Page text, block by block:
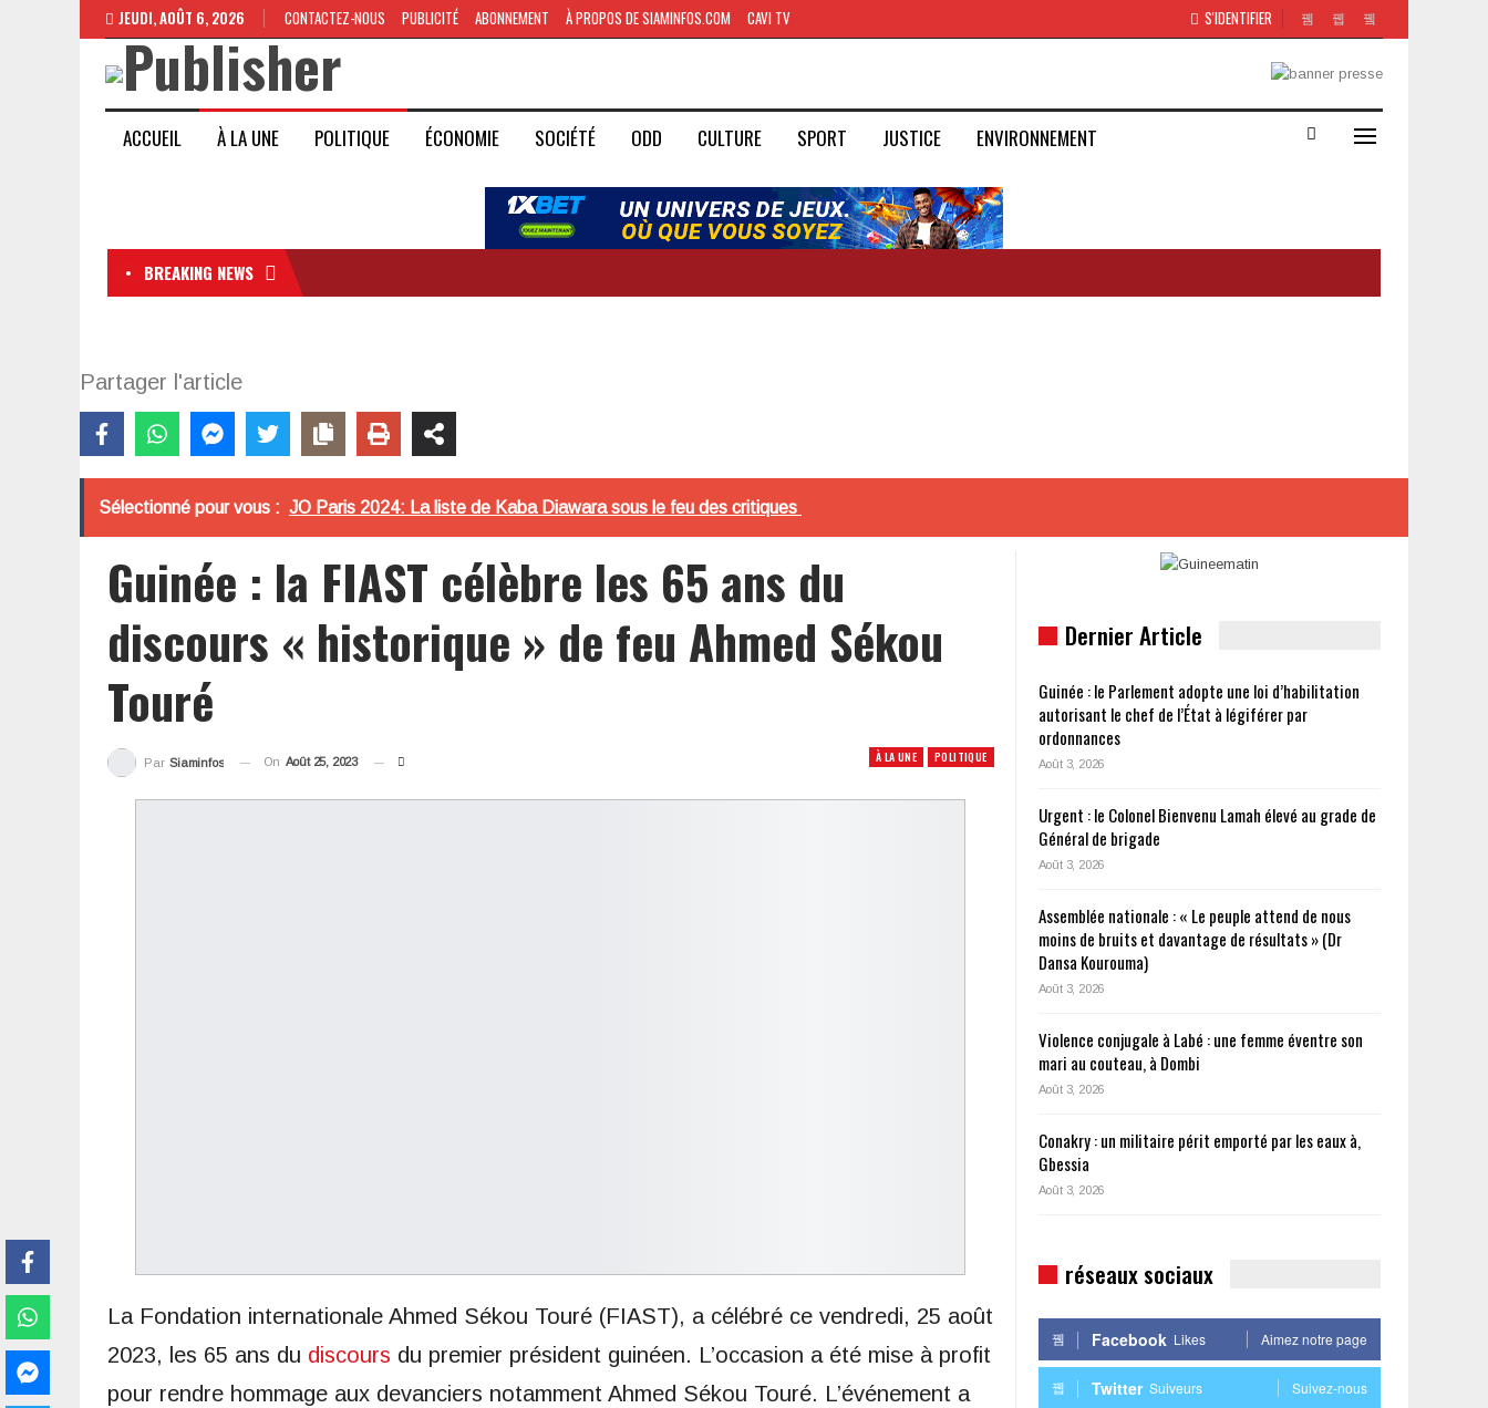
S'IDENTIFIER
JEUDI, AOÛT 6, 2026 CONTACTEZ-NOUS PUBLICITÉ ABONNEMENT À PROPOS DE SIAMINFOS.COM CAVI TV
ACCUEIL À LA UNE POLITIQUE ÉCONOMIE SOCIÉTÉ ODD CULTURE SPORT JUSTICE ENVIRONNEMENT
BREAKING NEWS
Partager l'article
Sélectionné pour vous : JO Paris 2024: La liste de Kaba Diawara sous le feu des critiques
Guinée : la FIAST célèbre les 65 ans du
discours « historique » de feu Ahmed Sékou
Touré
À LA UNE POLITIQUE
Par Siaminfos On Août 25, 2023
La Fondation internationale Ahmed Sékou Touré (FIAST), a célébré ce vendredi, 25 août
2023, les 65 ans du discours du premier président guinéen. L’occasion a été mise à profit
pour rendre hommage aux devanciers notamment Ahmed Sékou Touré. L’événement a
Dernier Article
Guinée : le Parlement adopte une loi d’habilitation
autorisant le chef de l’État à légiférer par
ordonnances
Août 3, 2026
Urgent : le Colonel Bienvenu Lamah élevé au grade de
Général de brigade
Août 3, 2026
Assemblée nationale : « Le peuple attend de nous
moins de bruits et davantage de résultats » (Dr
Dansa Kourouma)
Août 3, 2026
Violence conjugale à Labé : une femme éventre son
mari au couteau, à Dombi
Août 3, 2026
Conakry : un militaire périt emporté par les eaux à,
Gbessia
Août 3, 2026
réseaux sociaux
Facebook Likes Aimez notre page
Twitter Suiveurs Suivez-nous